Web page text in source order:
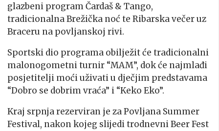
glazbeni program Čardaš & Tango,
tradicionalna Brežička noć te Ribarska večer uz
Braceru na povljanskoj rivi.
Sportski dio programa obilježit će tradicionalni
malonogometni turnir “MAM”, dok će najmlađi
posjetitelji moći uživati u dječjim predstavama
“Dobro se dobrim vraća” i “Keko Eko”.
Kraj srpnja rezerviran je za Povljana Summer
Festival, nakon kojeg slijedi trodnevni Beer Fest